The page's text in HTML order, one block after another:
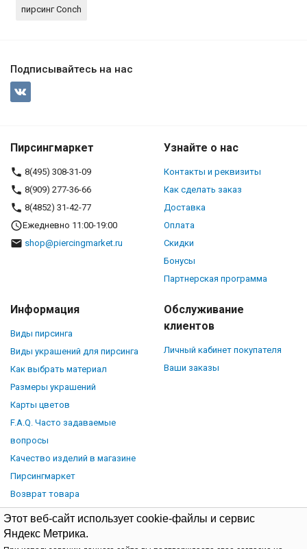
Этот веб-сайт использует cookie-файлы и сервис
Яндекс Метрика.
пирсинг Conch
Подписывайтесь на нас
Пирсингмаркет
8(495) 308-31-09
8(909) 277-36-66
8(4852) 31-42-77
Ежедневно 11:00-19:00
shop@piercingmarket.ru
Узнайте о нас
Контакты и реквизиты
Как сделать заказ
Доставка
Оплата
Скидки
Бонусы
Партнерская программа
Информация
Виды пирсинга
Виды украшений для пирсинга
Как выбрать материал
Размеры украшений
Карты цветов
F.A.Q. Часто задаваемые
вопросы
Качество изделий в магазине
Пирсингмаркет
Возврат товара
Обслуживание
клиентов
Личный кабинет покупателя
Ваши заказы